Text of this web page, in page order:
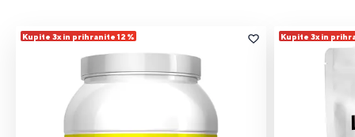
Kupite 3x in prihranite 12 % Kupite 3x in